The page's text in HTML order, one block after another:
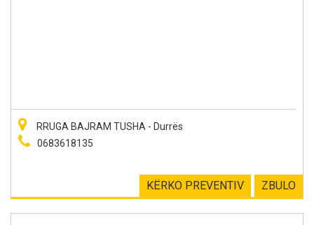
RRUGA BAJRAM TUSHA - Durrës
0683618135
ZBULO
KËRKO PREVENTIV